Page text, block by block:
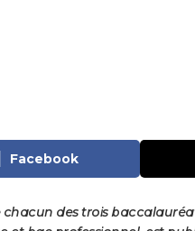
Facebook
chacun des trois